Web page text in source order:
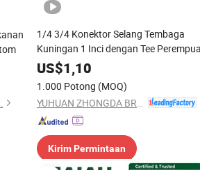
1/4 3/4 Konektor Selang Tembaga
Kuningan 1 Inci dengan Tee
US$1,10
1.000 Potong (MOQ)
Kirim Permintaan